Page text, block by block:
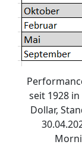
seit 1928
Dollar,